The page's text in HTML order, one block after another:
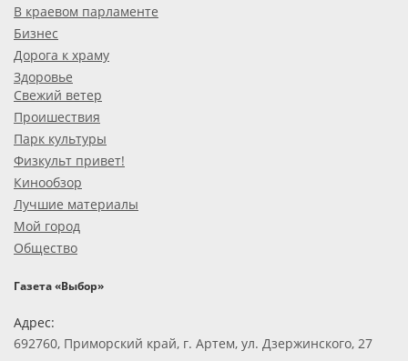
В краевом парламенте
Бизнес
Дорога к храму
Здоровье
Свежий ветер
Проишествия
Парк культуры
Физкульт привет!
Кинообзор
Лучшие материалы
Мой город
Общество
Газета «Выбор»
Адрес:
692760, Приморский край, г. Артем, ул. Дзержинского, 27